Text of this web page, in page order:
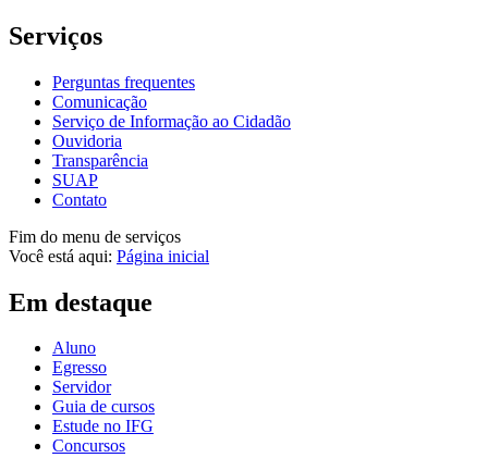
Serviços
Perguntas frequentes
Comunicação
Serviço de Informação ao Cidadão
Ouvidoria
Transparência
SUAP
Contato
Fim do menu de serviços
Você está aqui: Página inicial
Em destaque
Aluno
Egresso
Servidor
Guia de cursos
Estude no IFG
Concursos